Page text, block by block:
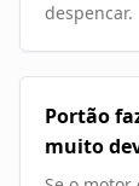
despencar.
Portão
muito